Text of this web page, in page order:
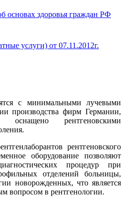
основах здоровья граждан РФ
услуги) от 07.11.2012г.
с минимальными лучевыми
производства фирм Германии,
оснащено рентгеновскими
рентгеновского
оборудование позволяют
процедур при
отделений больницы,
новорожденных, что является
вопросом в рентгенологии.